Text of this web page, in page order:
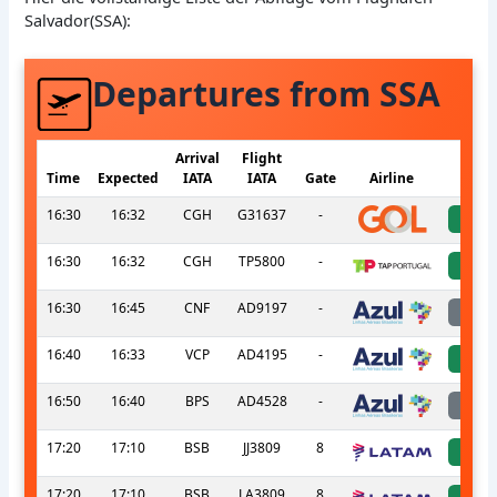
Salvador(SSA):
Departures from SSA
Time Expected
Arrival
IATA
Flight
IATA
Gate Airline
16:30
16:32 CGH G31637 -
16:30 16:32 CGH TP5800 -
16:30 16:45 CNF AD9197 -
16:40 16:33 VCP AD4195 -
16:50 16:40 BPS AD4528 -
17:20 17:10 BSB JJ3809 8